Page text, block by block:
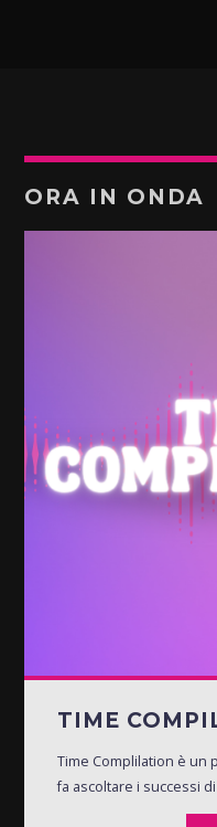
ORA IN ONDA
TIME
Time Complilation è un
fa ascoltare i successi